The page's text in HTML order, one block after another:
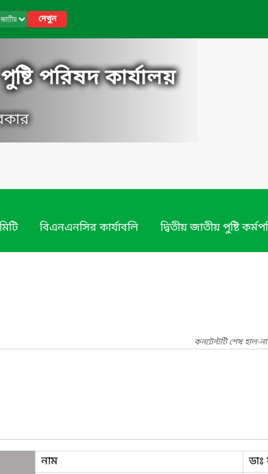
দেখুন
পরিষদ কার্যালয়
বিএনএনসির কার্যাবলি দ্বিতীয় জাতীয় পুষ্টি
কনটেন্টটি শেষ হাল-
নাম